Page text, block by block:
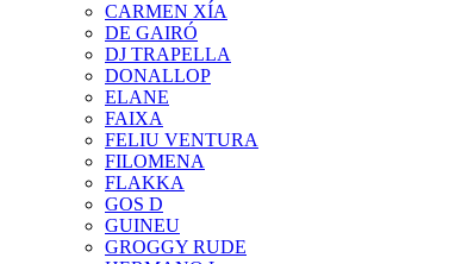
CARMEN XÍA
DE GAIRÓ
DJ TRAPELLA
DONALLOP
ELANE
FAIXA
FELIU VENTURA
FILOMENA
FLAKKA
GOS D
GUINEU
GROGGY RUDE